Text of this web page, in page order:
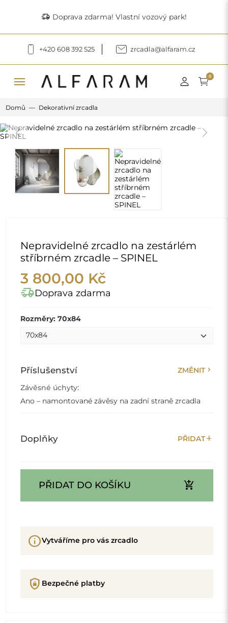
delivery_truck_speed Doprava zdarma! Vlastní vozový park!
+420 608 392 525 zrcadla@alfaram.cz
menu 0
Domů Dekorativní zrcadla
Previous Next
Nepravidelné zrcadlo na zestárlém
stříbrném zrcadle – SPINEL
3 800,00 Kč
delivery_truck_speedDoprava zdarma
Rozměry: 70x84
Příslušenství ZMĚNITchevron_right
Závěsné úchyty:
Ano – namontované závěsy na zadní straně zrcadla
Doplňky PŘIDATadd
PŘIDAT DO KOŠÍKU add_shopping_cart
infoVytváříme pro vás zrcadlo
shield_lock Bezpečné platby